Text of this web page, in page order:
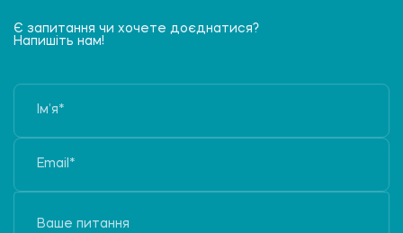
Є запитання чи хочете доєднатися?
Напишіть нам!